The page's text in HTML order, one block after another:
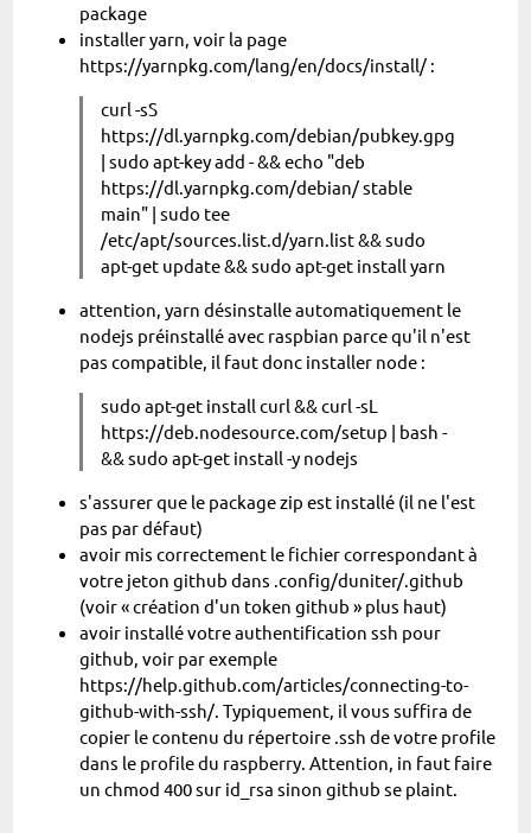
package
installer yarn, voir la page
https://yarnpkg.com/lang/en/docs/install/ :
curl -sS
https://dl.yarnpkg.com/debian/pubkey.gpg
| sudo apt-key add - && echo "deb
https://dl.yarnpkg.com/debian/ stable
main" | sudo tee
/etc/apt/sources.list.d/yarn.list && sudo
apt-get update && sudo apt-get install yarn
attention, yarn désinstalle automatiquement le
nodejs préinstallé avec raspbian parce qu'il n'est
pas compatible, il faut donc installer node :
sudo apt-get install curl && curl -sL
https://deb.nodesource.com/setup | bash -
&& sudo apt-get install -y nodejs
s'assurer que le package zip est installé (il ne l'est
pas par défaut)
avoir mis correctement le fichier correspondant à
votre jeton github dans .config/duniter/.github
(voir « création d'un token github » plus haut)
avoir installé votre authentification ssh pour
github, voir par exemple
https://help.github.com/articles/connecting-to-
github-with-ssh/. Typiquement, il vous suffira de
copier le contenu du répertoire .ssh de votre profile
dans le profile du raspberry. Attention, in faut faire
un chmod 400 sur id_rsa sinon github se plaint.